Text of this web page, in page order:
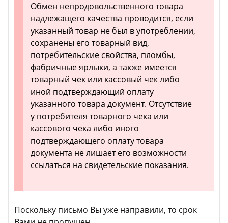
Обмен непродовольственного товара
надлежащего качества проводится, если
указанный товар не был в употреблении,
сохранены его товарный вид,
потребительские свойства, пломбы,
фабричные ярлыки, а также имеется
товарный чек или кассовый чек либо
иной подтверждающий оплату
указанного товара документ. Отсутствие
у потребителя товарного чека или
кассового чека либо иного
подтверждающего оплату товара
документа не лишает его возможности
ссылаться на свидетельские показания.
Поскольку письмо Вы уже направили, то срок